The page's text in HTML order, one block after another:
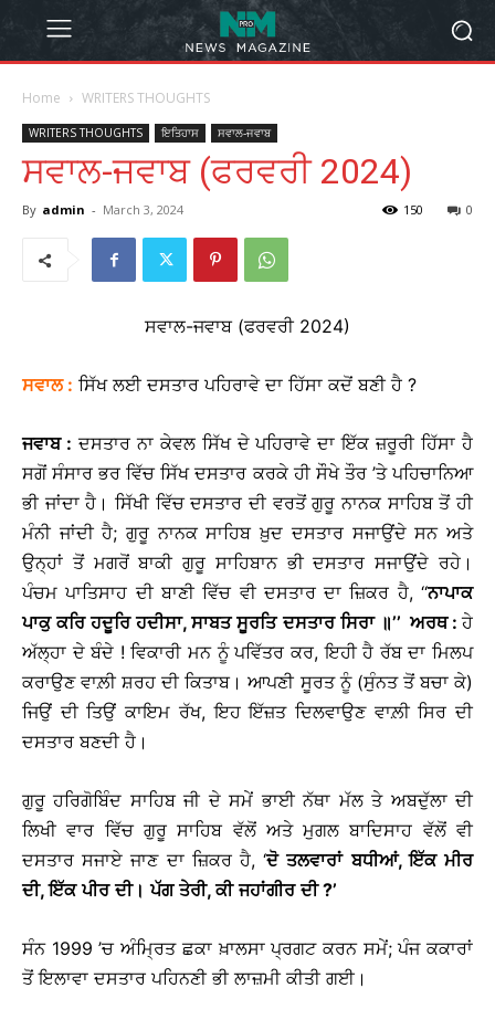
Home WRITERS THOUGHTS
WRITERS THOUGHTS ਇਤਿਹਾਸ ਸਵਾਲ-ਜਵਾਬ
ਸਵਾਲ-ਜਵਾਬ (ਫਰਵਰੀ 2024)
By admin - March 3, 2024 0
150
ਸਵਾਲ-ਜਵਾਬ (ਫਰਵਰੀ 2024)
ਸਵਾਲ: ਸਿੱਖ ਲਈ ਦਸਤਾਰ ਪਹਿਰਾਵੇ ਦਾ ਹਿੱਸਾ ਕਦੋਂ ਬਣੀ ਹੈ ?
ਜਵਾਬ: ਦਸਤਾਰ ਨਾ ਕੇਵਲ ਸਿੱਖ ਦੇ ਪਹਿਰਾਵੇ ਦਾ ਇੱਕ ਜ਼ਰੂਰੀ ਹਿੱਸਾ ਹੈ
ਸਗੋਂ ਸੰਸਾਰ ਭਰ ਵਿੱਚ ਸਿੱਖ ਦਸਤਾਰ ਕਰਕੇ ਹੀ ਸੌਖੇ ਤੌਰ ’ਤੇ ਪਹਿਚਾਨਿਆ
ਭੀ ਜਾਂਦਾ ਹੈ। ਸਿੱਖੀ ਵਿੱਚ ਦਸਤਾਰ ਦੀ ਵਰਤੋਂ ਗੁਰੂ ਨਾਨਕ ਸਾਹਿਬ ਤੋਂ ਹੀ
ਮੰਨੀ ਜਾਂਦੀ ਹੈ; ਗੁਰੂ ਨਾਨਕ ਸਾਹਿਬ ਖ਼ੁਦ ਦਸਤਾਰ ਸਜਾਉਂਦੇ ਸਨ ਅਤੇ
ਉਨ੍ਹਾਂ ਤੋਂ ਮਗਰੋਂ ਬਾਕੀ ਗੁਰੂ ਸਾਹਿਬਾਨ ਭੀ ਦਸਤਾਰ ਸਜਾਉਂਦੇ ਰਹੇ।
ਪੰਚਮ ਪਾਤਿਸਾਹ ਦੀ ਬਾਣੀ ਵਿੱਚ ਵੀ ਦਸਤਾਰ ਦਾ ਜ਼ਿਕਰ ਹੈ, ‘‘ਨਾਪਾਕ
ਪਾਕੁ ਕਰਿ ਹਦੂਰਿ ਹਦੀਸਾ,ਸਾਬਤ ਸੂਰਤਿ ਦਸਤਾਰ ਸਿਰਾ ॥’’ਅਰਥ:ਹੇ
ਅੱਲ੍ਹਾ ਦੇ ਬੰਦੇ ! ਵਿਕਾਰੀ ਮਨ ਨੂੰ ਪਵਿੱਤਰ ਕਰ, ਇਹੀ ਹੈ ਰੱਬ ਦਾ ਮਿਲਪ
ਕਰਾਉਣ ਵਾਲ਼ੀ ਸ਼ਰਹ ਦੀ ਕਿਤਾਬ। ਆਪਣੀ ਸੂਰਤ ਨੂੰ (ਸੁੰਨਤ ਤੋਂ ਬਚਾ ਕੇ)
ਜਿਉਂ ਦੀ ਤਿਉਂ ਕਾਇਮ ਰੱਖ, ਇਹ ਇੱਜ਼ਤ ਦਿਲਵਾਉਣ ਵਾਲ਼ੀ ਸਿਰ ਦੀ
ਦਸਤਾਰ ਬਣਦੀ ਹੈ।
ਗੁਰੂ ਹਰਿਗੋਬਿੰਦ ਸਾਹਿਬ ਜੀ ਦੇ ਸਮੇਂ ਭਾਈ ਨੱਥਾ ਮੱਲ ਤੇ ਅਬਦੁੱਲਾ ਦੀ
ਲਿਖੀ ਵਾਰ ਵਿੱਚ ਗੁਰੂ ਸਾਹਿਬ ਵੱਲੋਂ ਅਤੇ ਮੁਗਲ ਬਾਦਿਸਾਹ ਵੱਲੋਂ ਵੀ
ਦਸਤਾਰ ਸਜਾਏ ਜਾਣ ਦਾ ਜ਼ਿਕਰ ਹੈ, ‘ਦੋ ਤਲਵਾਰਾਂ ਬਧੀਆਂ,ਇੱਕ ਮੀਰ
ਦੀ,ਇੱਕ ਪੀਰ ਦੀ। ਪੱਗ ਤੇਰੀ,ਕੀ ਜਹਾਂਗੀਰ ਦੀ?’
ਸੰਨ 1999 ’ਚ ਅੰਮ੍ਰਿਤ ਛਕਾ ਖ਼ਾਲਸਾ ਪ੍ਰਗਟ ਕਰਨ ਸਮੇਂ; ਪੰਜ ਕਕਾਰਾਂ
ਤੋਂ ਇਲਾਵਾ ਦਸਤਾਰ ਪਹਿਨਣੀ ਭੀ ਲਾਜ਼ਮੀ ਕੀਤੀ ਗਈ।